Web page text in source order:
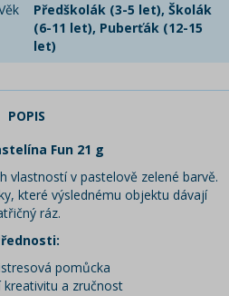
Předškolák (3-5 let), Školák
(6-11 let), Puberťák (12-15
let)
POPIS
Fun 21 g
vlastností v pastelově zelené barvě.
které výslednému objektu dávají
ráz.
pomůcka
kreativitu a zručnost